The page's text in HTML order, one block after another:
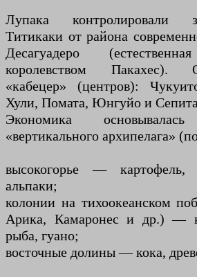
Лупака контролировали
Титикаки от района
Десагуадеро
королевством Пакахес).
«кабецер» (центров):
Хули, Помата, Юнгуйо и
Экономика
«вертикального архипелага»
высокогорье —
альпаки;
колонии на тихоокеанском
Арика, Камаронес и др.) —
рыба, гуано;
восточные долины — кока,